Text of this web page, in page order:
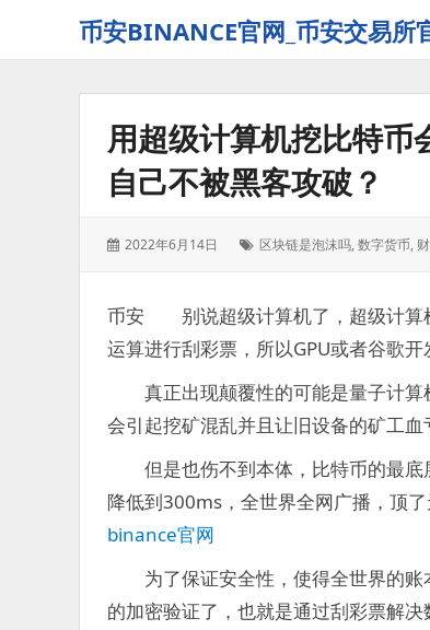
币安BINANCE官网_币安交易所
用超级计算机挖比特币
自己不被黑客攻破？
发
2022年6月14日
标
区块链是泡沫吗,数字货币,
币安 别说超级计算机了，超级计算
运算进行刮彩票，所以GPU或者谷歌开
真正出现颠覆性的可能是量子计算
会引起挖矿混乱并且让旧设备的矿工血
但是也伤不到本体，比特币的最底
降低到300ms，全世界全网广播，顶
binance官网
为了保证安全性，使得全世界的账
的加密验证了，也就是通过刮彩票解